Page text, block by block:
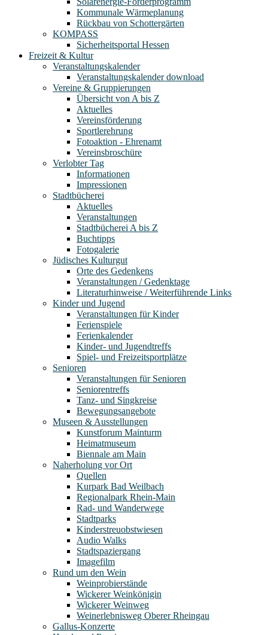
Kommunale Wärmeplanung
Rückbau von Schottergärten
KOMPASS
Sicherheitsportal Hessen
Freizeit & Kultur
Veranstaltungskalender
Veranstaltungskalender download
Vereine & Gruppierungen
Übersicht von A bis Z
Aktuelles
Vereinsförderung
Sportlerehrung
Fotoaktion - Ehrenamt
Vereinsbroschüre
Verlobter Tag
Informationen
Impressionen
Stadtbücherei
Aktuelles
Veranstaltungen
Stadtbücherei A bis Z
Buchtipps
Fotogalerie
Jüdisches Kulturgut
Orte des Gedenkens
Veranstaltungen / Gedenktage
Literaturhinweise / Weiterführende Links
Kinder und Jugend
Veranstaltungen für Kinder
Ferienspiele
Ferienkalender
Kinder- und Jugendtreffs
Spiel- und Freizeitsportplätze
Senioren
Veranstaltungen für Senioren
Seniorentreffs
Tanz- und Singkreise
Bewegungsangebote
Museen & Ausstellungen
Kunstforum Mainturm
Heimatmuseum
Biennale am Main
Naherholung vor Ort
Quellen
Kurpark Bad Weilbach
Regionalpark Rhein-Main
Rad- und Wanderwege
Stadtparks
Kinderstreuobstwiesen
Audio Walks
Stadtspaziergang
Imagefilm
Rund um den Wein
Weinprobierstände
Wickerer Weinkönigin
Wickerer Weinweg
Weinerlebnisweg Oberer Rheingau
Gallus-Konzerte